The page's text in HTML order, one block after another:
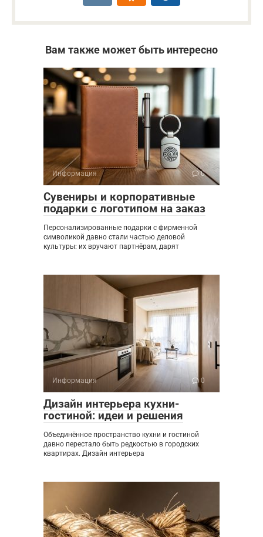
Вам также может быть интересно
Информация 0
Сувениры и корпоративные
подарки с логотипом на заказ
Персонализированные подарки с фирменной
символикой давно стали частью деловой
культуры: их вручают партнёрам, дарят
Информация 0
Дизайн интерьера кухни-
гостиной: идеи и решения
Объединённое пространство кухни и гостиной
давно перестало быть редкостью в городских
квартирах. Дизайн интерьера